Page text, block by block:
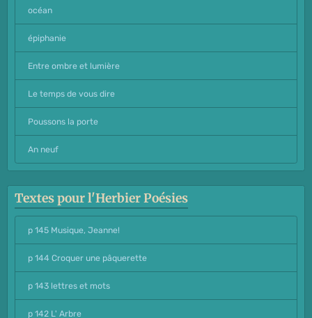
océan
épiphanie
Entre ombre et lumière
Le temps de vous dire
Poussons la porte
An neuf
Textes pour l'Herbier Poésies
p 145 Musique, Jeanne!
p 144 Croquer une pâquerette
p 143 lettres et mots
p 142 L' Arbre